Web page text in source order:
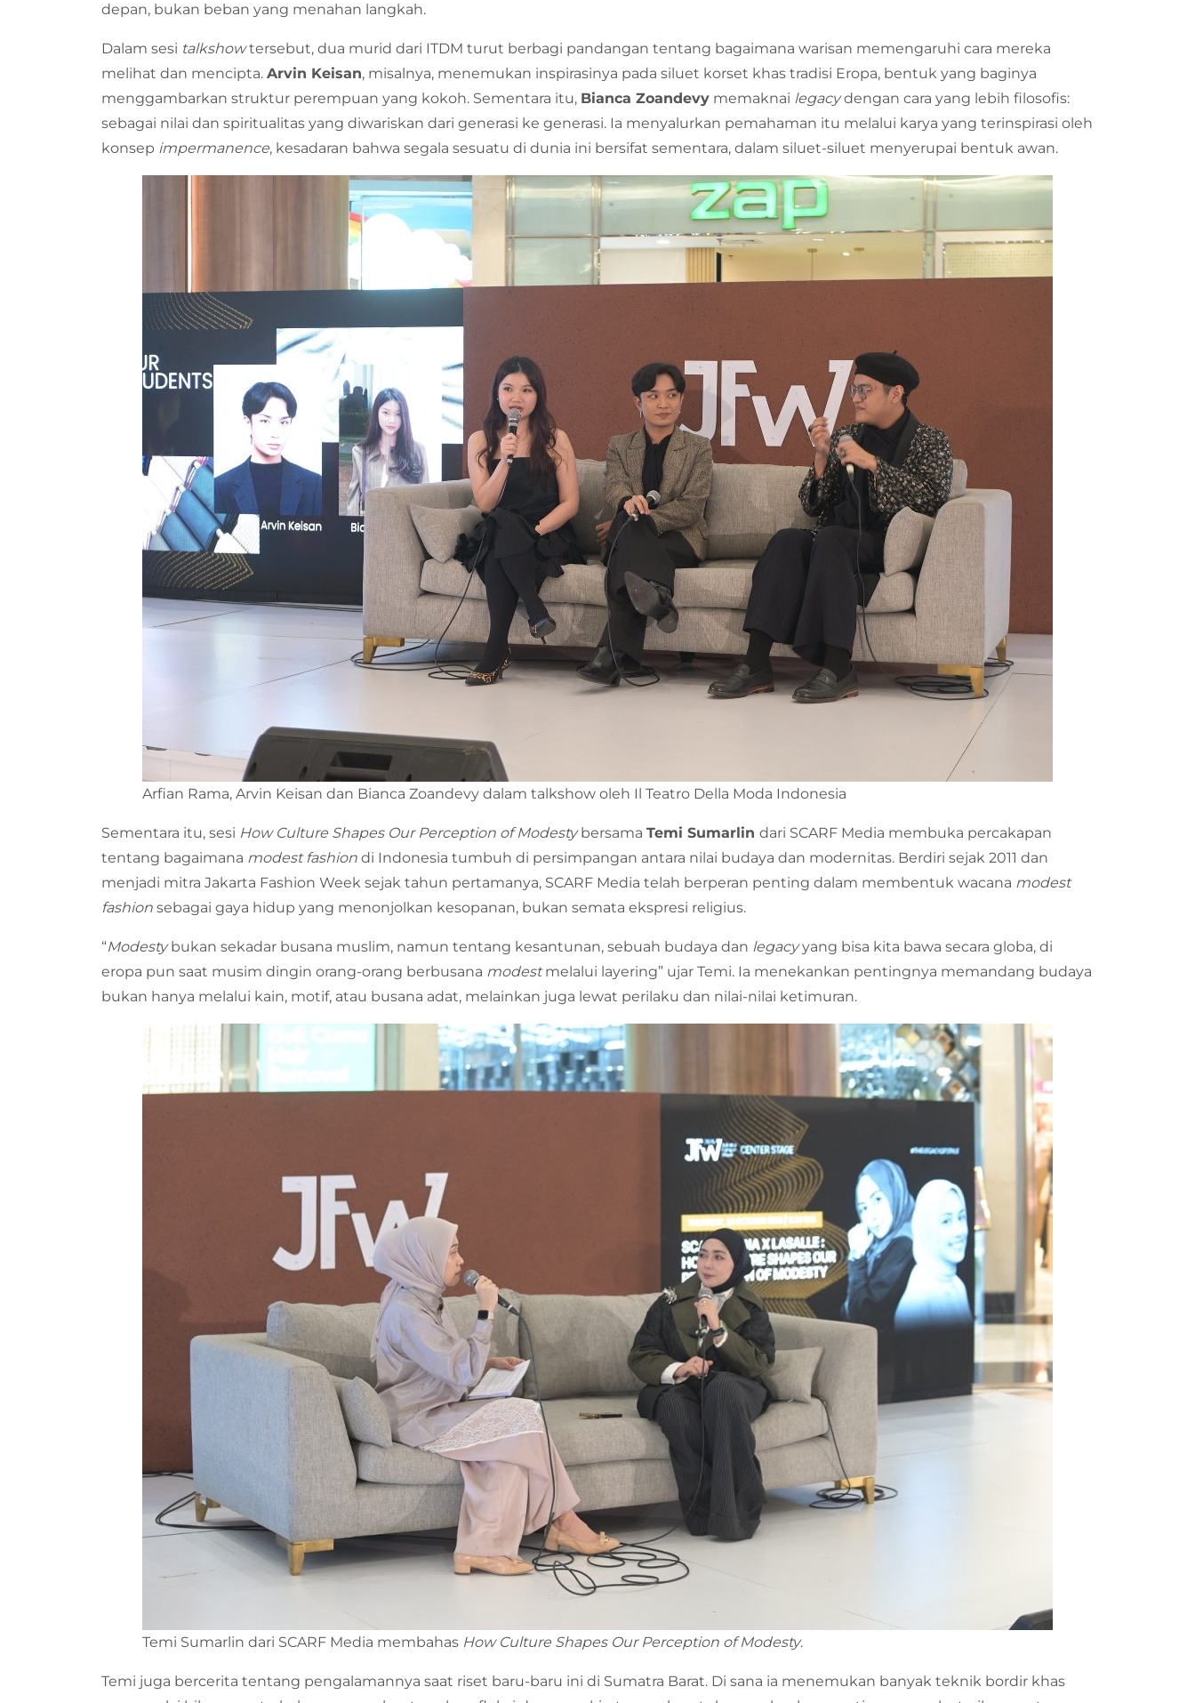
depan, bukan beban yang menahan langkah.
Dalam sesi talkshowtersebut, dua murid dari ITDM turut berbagi pandangan tentang bagaimana warisan memengaruhi cara mereka
melihat dan mencipta. Arvin Keisan, misalnya, menemukan inspirasinya pada siluet korset khas tradisi Eropa, bentuk yang baginya
menggambarkan struktur perempuan yang kokoh. Sementara itu, Bianca Zoandevy memaknai legacydengan cara yang lebih filosofis:
sebagai nilai dan spiritualitas yang diwariskan dari generasi ke generasi. Ia menyalurkan pemahaman itu melalui karya yang terinspirasi oleh
konsep impermanence, kesadaran bahwa segala sesuatu di dunia ini bersifat sementara, dalam siluet-siluet menyerupai bentuk awan.
Arfian Rama, Arvin Keisan dan Bianca Zoandevy dalam talkshow oleh Il Teatro Della Moda Indonesia
Sementara itu, sesi How Culture Shapes Our Perception of Modestybersama Temi Sumarlin dari SCARF Media membuka percakapan
tentang bagaimana modest fashion di Indonesia tumbuh di persimpangan antara nilai budaya dan modernitas. Berdiri sejak 2011 dan
menjadi mitra Jakarta Fashion Week sejak tahun pertamanya, SCARF Media telah berperan penting dalam membentuk wacana modest
fashion sebagai gaya hidup yang menonjolkan kesopanan, bukan semata ekspresi religius.
“Modesty bukan sekadar busana muslim, namun tentang kesantunan, sebuah budaya dan legacyyang bisa kita bawa secara globa, di
eropa pun saat musim dingin orang-orang berbusana modestmelalui layering” ujar Temi. Ia menekankan pentingnya memandang budaya
bukan hanya melalui kain, motif, atau busana adat, melainkan juga lewat perilaku dan nilai-nilai ketimuran.
Temi Sumarlin dari SCARF Media membahas How Culture Shapes Our Perception of Modesty.
Temi juga bercerita tentang pengalamannya saat riset baru-baru ini di Sumatra Barat. Di sana ia menemukan banyak teknik bordir khas